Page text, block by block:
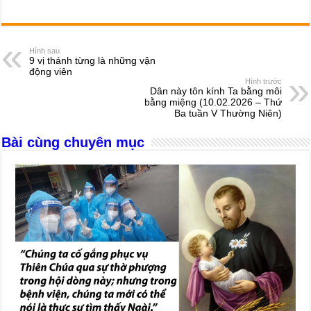
c
e
b
k
ss
n
at
A
e
d
s
er ail ar
Hình sau
9 vị thánh từng là những vận
động viên
Hình trước
Dân này tôn kính Ta bằng môi
bằng miệng (10.02.2026 – Thứ
Ba tuần V Thường Niên)
Bài cùng chuyên mục